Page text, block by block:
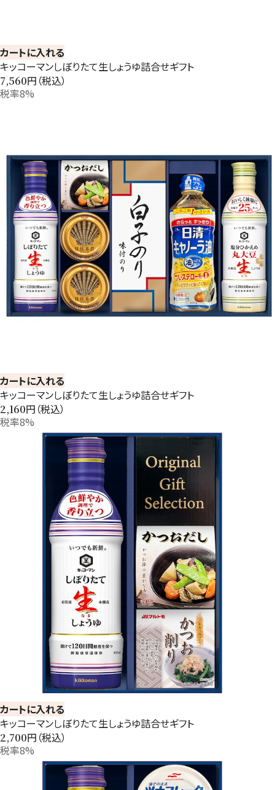
カートに入れる
キッコーマンしぼりたて生しょうゆ詰合せギフト
7,560円（税込）
税率8%
カートに入れる
キッコーマンしぼりたて生しょうゆ詰合せギフト
2,160円（税込）
税率8%
カートに入れる
キッコーマンしぼりたて生しょうゆ詰合せギフト
2,700円（税込）
税率8%